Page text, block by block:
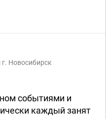
г. Новосибирск
событиями и
каждый занят